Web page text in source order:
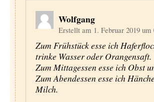
Wolfgang
Erstellt am 1. Februar 2019 um
Zum Frühstück esse ich
trinke Wasser oder Orangensaft.
Zum Mittagessen esse ich Obst
Zum Abendessen esse ich
Milch.